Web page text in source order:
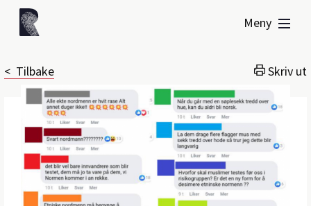
Meny
< Tilbake Skriv ut